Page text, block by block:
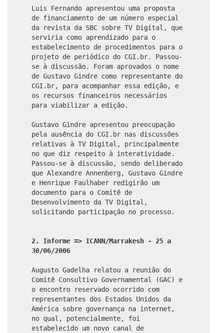
Luis Fernando apresentou uma proposta
de financiamento de um número especial
da revista da SBC sobre TV Digital, que
serviria como aprendizado para o
estabelecimento de procedimentos para o
projeto de periódico do CGI.br. Passou-
se à discussão. Foram aprovados o nome
de Gustavo Gindre como representante do
CGI.br, para acompanhar essa edição, e
os recursos financeiros necessários
para viabilizar a edição.
Gustavo Gindre apresentou preocupação
pela ausência do CGI.br nas discussões
relativas à TV Digital, principalmente
no que diz respeito à interatividade.
Passou-se à discussão, sendo deliberado
que Alexandre Annenberg, Gustavo Gindre
e Henrique Faulhaber redigirão um
documento para o Comitê de
Desenvolvimento da TV Digital,
solicitando participação no processo.
2. Informe => ICANN/Marrakesh - 25 a
30/06/2006
Augusto Gadelha relatou a reunião do
Comitê Consultivo Governamental (GAC) e
o encontro reservado ocorrido com
representantes dos Estados Unidos da
América sobre governança na internet,
no qual, potencialmente, foi
estabelecido um novo canal de